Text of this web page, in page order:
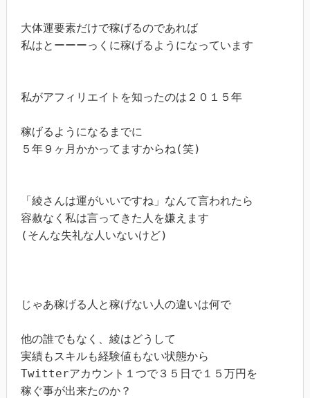
大体運要素だけで稼げるのであれば
私はとーーーっくに稼げるようになっています
私がアフィリエイトを知ったのは２０１５年
稼げるようになるまでに
５年９ヶ月かかってますからね(笑)
「綾さんは運がいいですね」なんて言われたら
容赦なく私は言ってきた人を嫌えます
(そんな失礼な人いないけど)
じゃあ稼げる人と稼げない人の違いは何で
他の誰でもなく、綾はどうして
実績もスキルも経験値もない状態から
Twitterアカウント１つで３５日で１５万円を
稼ぐ事が出来たのか？